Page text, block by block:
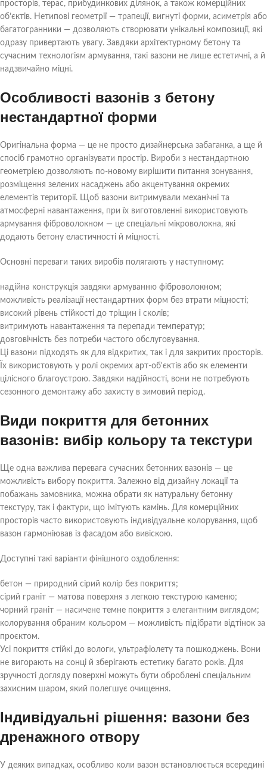
просторів, терас, прибудинкових ділянок, а також комерційних
об’єктів. Нетипові геометрії — трапеції, вигнуті форми, асиметрія або
багатогранники — дозволяють створювати унікальні композиції, які
одразу привертають увагу. Завдяки архітектурному бетону та
сучасним технологіям армування, такі вазони не лише естетичні, а й
надзвичайно міцні.
Особливості вазонів з бетону
нестандартної форми
Оригінальна форма — це не просто дизайнерська забаганка, а ще й
спосіб грамотно організувати простір. Вироби з нестандартною
геометрією дозволяють по-новому вирішити питання зонування,
розміщення зелених насаджень або акцентування окремих
елементів території. Щоб вазони витримували механічні та
атмосферні навантаження, при їх виготовленні використовують
армування фіброволокном — це спеціальні мікроволокна, які
додають бетону еластичності й міцності.
Основні переваги таких виробів полягають у наступному:
надійна конструкція завдяки армуванню фіброволокном;
можливість реалізації нестандартних форм без втрати міцності;
високий рівень стійкості до тріщин і сколів;
витримують навантаження та перепади температур;
довговічність без потреби частого обслуговування.
Ці вазони підходять як для відкритих, так і для закритих просторів.
Їх використовують у ролі окремих арт-об'єктів або як елементи
цілісного благоустрою. Завдяки надійності, вони не потребують
сезонного демонтажу або захисту в зимовий період.
Види покриття для бетонних
вазонів: вибір кольору та текстури
Ще одна важлива перевага сучасних бетонних вазонів — це
можливість вибору покриття. Залежно від дизайну локації та
побажань замовника, можна обрати як натуральну бетонну
текстуру, так і фактури, що імітують камінь. Для комерційних
просторів часто використовують індивідуальне колорування, щоб
вазон гармоніював із фасадом або вивіскою.
Доступні такі варіанти фінішного оздоблення:
бетон — природний сірий колір без покриття;
сірий граніт — матова поверхня з легкою текстурою каменю;
чорний граніт — насичене темне покриття з елегантним виглядом;
колорування обраним кольором — можливість підібрати відтінок за
проєктом.
Усі покриття стійкі до вологи, ультрафіолету та пошкоджень. Вони
не вигорають на сонці й зберігають естетику багато років. Для
зручності догляду поверхні можуть бути оброблені спеціальним
захисним шаром, який полегшує очищення.
Індивідуальні рішення: вазони без
дренажного отвору
У деяких випадках, особливо коли вазон встановлюється всередині